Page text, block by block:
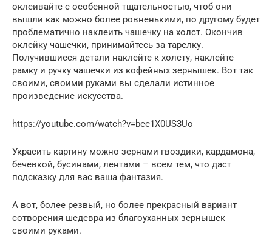
оклеивайте с особенной тщательностью, чтоб они
вышли как можно более ровненькими, по другому будет
проблематично наклеить чашечку на холст. Окончив
оклейку чашечки, принимайтесь за тарелку.
Получившиеся детали наклейте к холсту, наклейте
рамку и ручку чашечки из кофейных зернышек. Вот так
своими, своими руками вы сделали истинное
произведение искусства.
https://youtube.com/watch?v=bee1X0US3Uo
Украсить картину можно зернами гвоздики, кардамона,
бечевкой, бусинами, лентами – всем тем, что даст
подсказку для вас ваша фантазия.
А вот, более резвый, но более прекрасный вариант
сотворения шедевра из благоуханных зернышек
своими руками.